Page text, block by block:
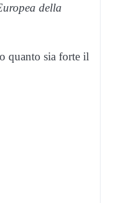
della
quanto sia forte il